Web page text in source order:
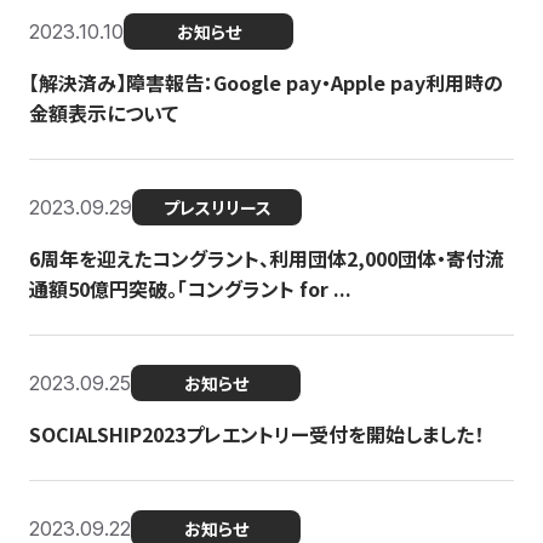
2023.10.10 お知らせ
【解決済み】障害報告：Google pay・Apple pay利用時の
金額表示について
2023.09.29 プレスリリース
6周年を迎えたコングラント、利用団体2,000団体・寄付流
通額50億円突破。「コングラント for ...
2023.09.25 お知らせ
SOCIALSHIP2023プレエントリー受付を開始しました！
2023.09.22 お知らせ